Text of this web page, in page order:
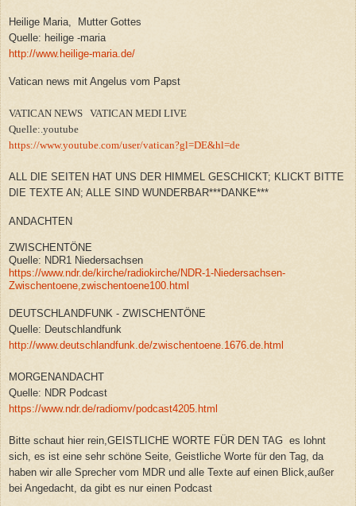
Heilige Maria, Mutter Gottes
Quelle: heilige -maria
http://www.heilige-maria.de/
Vatican news mit Angelus vom Papst
VATICAN NEWS VATICAN MEDI LIVE
Quelle:.youtube
https://www.youtube.com/user/vatican?gl=DE&hl=de
ALL DIE SEITEN HAT UNS DER HIMMEL GESCHICKT; KLICKT BITTE
DIE TEXTE AN; ALLE SIND WUNDERBAR***DANKE***
ANDACHTEN
ZWISCHENTÖNE
Quelle: NDR1 Niedersachsen
https://www.ndr.de/kirche/radiokirche/NDR-1-Niedersachsen-
Zwischentoene,zwischentoene100.html
DEUTSCHLANDFUNK - ZWISCHENTÖNE
Quelle: Deutschlandfunk
http://www.deutschlandfunk.de/zwischentoene.1676.de.html
MORGENANDACHT
Quelle: NDR Podcast
https://www.ndr.de/radiomv/podcast4205.html
Bitte schaut hier rein,GEISTLICHE WORTE FÜR DEN TAG es lohnt
sich, es ist eine sehr schöne Seite, Geistliche Worte für den Tag, da
haben wir alle Sprecher vom MDR und alle Texte auf einen Blick,außer
bei Angedacht, da gibt es nur einen Podcast